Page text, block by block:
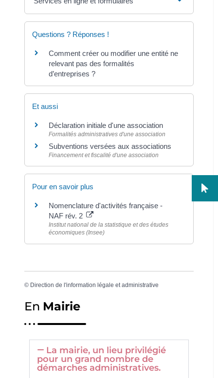
Questions ? Réponses !
Comment créer ou modifier une entité ne
relevant pas des formalités
d’entreprises ?
Et aussi
Déclaration initiale d'une association
Formalités administratives d'une association
Subventions versées aux associations
Financement et fiscalité d'une association
Pour en savoir plus
Nomenclature d'activités française -
NAF rév. 2
Institut national de la statistique et des études
économiques (Insee)
© Direction de l'information légale et administrative
En Mairie
La mairie, un lieu privilégié
pour un grand nombre de
démarches administratives.